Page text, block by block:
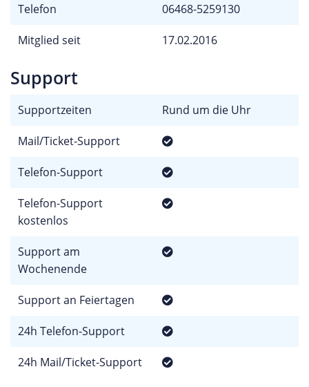
Telefon 06468-5259130
Mitglied seit 17.02.2016
Support
Supportzeiten Rund um die Uhr
Mail/Ticket-Support
Telefon-Support
Telefon-Support
kostenlos
Support am
Wochenende
Support an Feiertagen
24h Telefon-Support
24h Mail/Ticket-Support